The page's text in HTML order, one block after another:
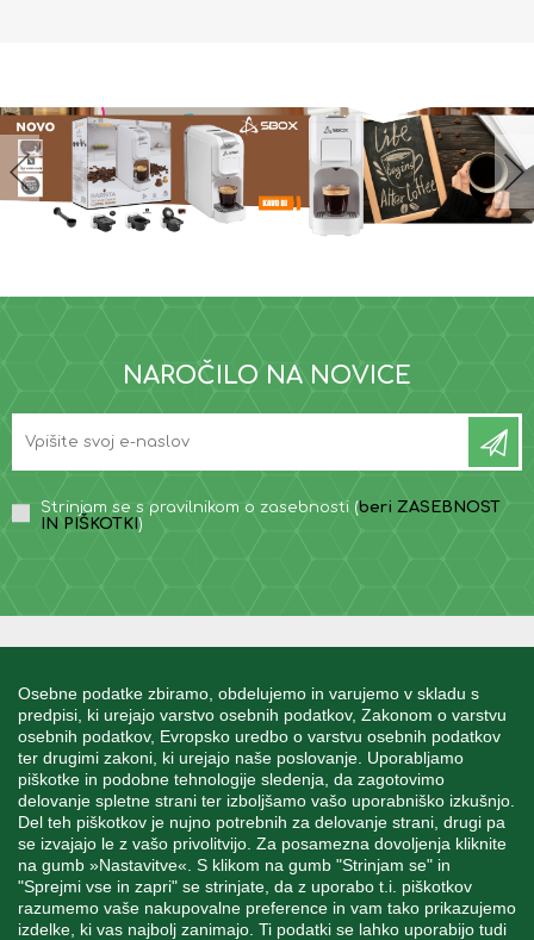
Osebne podatke zbiramo, obdelujemo in varujemo v skladu s
predpisi, ki urejajo varstvo osebnih podatkov, Zakonom o varstvu
osebnih podatkov, Evropsko uredbo o varstvu osebnih podatkov
ter drugimi zakoni, ki urejajo naše poslovanje. Uporabljamo
piškotke in podobne tehnologije sledenja, da zagotovimo
delovanje spletne strani ter izboljšamo vašo uporabniško izkušnjo.
Del teh piškotkov je nujno potrebnih za delovanje strani, drugi pa
se izvajajo le z vašo privolitvijo. Za posamezna dovoljenja kliknite
na gumb »Nastavitve«. S klikom na gumb "Strinjam se" in
"Sprejmi vse in zapri" se strinjate, da z uporabo t.i. piškotkov
razumemo vaše nakupovalne preference in vam tako prikazujemo
izdelke, ki vas najbolj zanimajo. Ti podatki se lahko uporabijo tudi
NAROČILO NA NOVICE
Strinjam se s pravilnikom o zasebnosti (beri ZASEBNOST
IN PIŠKOTKI )
MOJ RAČUN
STORITEV ZA STRANKE
SPREMLJAJTE NAS